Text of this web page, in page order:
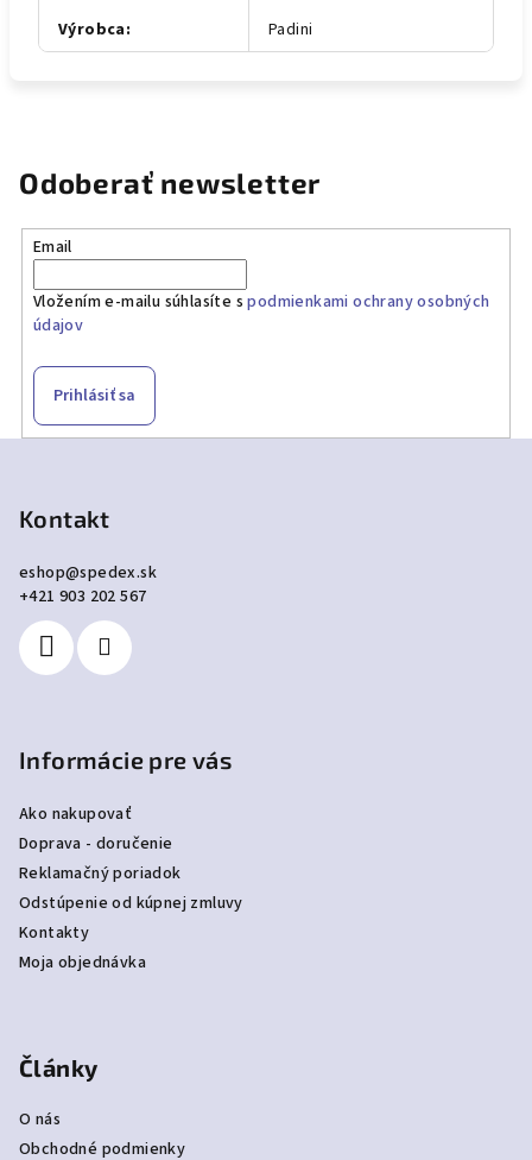
Výrobca: Padini
Odoberať newsletter
Email
Vložením e-mailu súhlasíte spodmienkami ochrany osobných
údajov
Prihlásiť sa
Kontakt
eshop@spedex.sk
+421 903 202 567
Informácie pre vás
Ako nakupovať
Doprava - doručenie
Reklamačný poriadok
Odstúpenie od kúpnej zmluvy
Kontakty
Moja objednávka
Články
O nás
Obchodné podmienky